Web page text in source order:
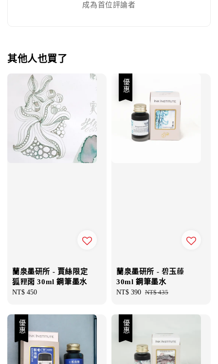
成為首位評論者
其他人也買了
蘭泉墨研所 - 賈絲限定
狐狸雨 30ml 鋼筆墨水
Regular
NT$ 450
優惠
蘭泉墨研所 - 碧玉藤
30ml 鋼筆墨水
Sale
NT$ 390 Regular
NT$ 435
優惠 優惠